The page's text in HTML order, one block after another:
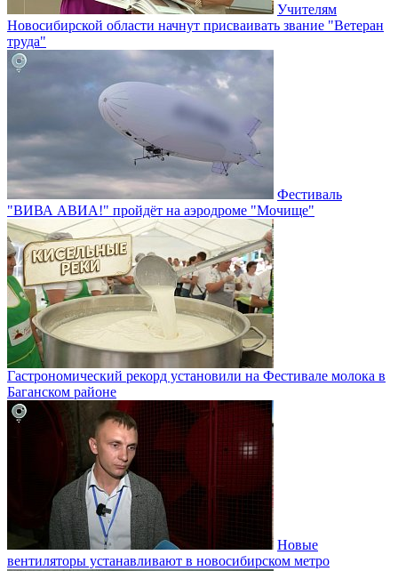
Учителям
Новосибирской области начнут присваивать звание "Ветеран
труда"
Фестиваль
"ВИВА АВИА!" пройдёт на аэродроме "Мочище"
Гастрономический рекорд установили на Фестивале молока в
Баганском районе
Новые
вентиляторы устанавливают в новосибирском метро